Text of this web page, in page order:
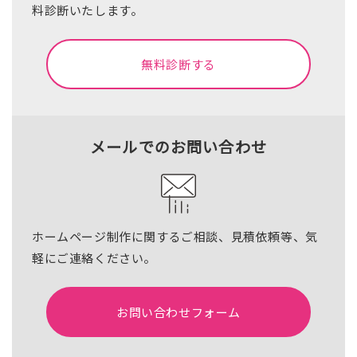
料診断いたします。
無料診断する
メールでのお問い合わせ
ホームページ制作に関するご相談、見積依頼等、気
軽にご連絡ください。
お問い合わせフォーム